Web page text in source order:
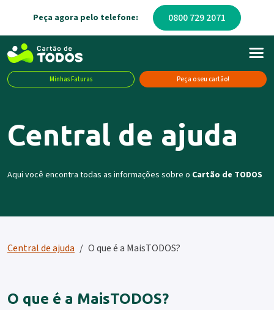
Peça agora pelo telefone: 0800 729 2071
Minhas Faturas Peça o seu cartão!
Central de ajuda
Aqui você encontra todas as informações sobre o Cartão de TODOS
Central de ajuda O que é a MaisTODOS?
O que é a MaisTODOS?